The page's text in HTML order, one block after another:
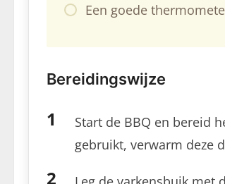
Een goede
Bereidingswijze
Start de BBQ en bereid
gebruikt, verwarm deze